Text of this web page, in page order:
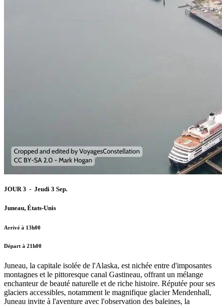
JOUR 3 - Jeudi 3 Sep.
Juneau, États-Unis
Arrivé à 13h00
Départ à 21h00
Juneau, la capitale isolée de l'Alaska, est nichée entre d'imposantes
montagnes et le pittoresque canal Gastineau, offrant un mélange
enchanteur de beauté naturelle et de riche histoire. Réputée pour ses
glaciers accessibles, notamment le magnifique glacier Mendenhall,
Juneau invite à l'aventure avec l'observation des baleines, la